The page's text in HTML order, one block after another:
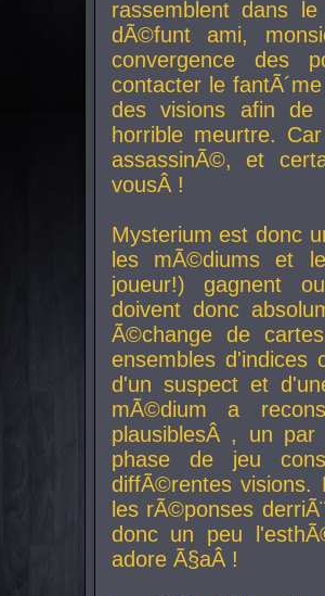
rassemblent dans
dÃ©funt ami,
convergence des
contacter le
des visions afin
horrible meurtre.
assassinÃ©, et
vousÂ !
Mysterium est donc
les mÃ©diums et
joueur!) gagnent
doivent donc
Ã©change de
ensembles d'indices
d'un suspect et
mÃ©dium a
plausiblesÂ , un par
phase de jeu
diffÃ©rentes visions.
les rÃ©ponses
donc un peu
adore Ã§aÂ !